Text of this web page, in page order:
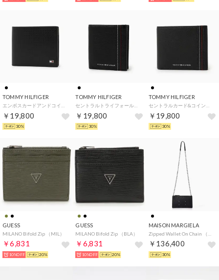
TOMMY HILFIGER
￥19,800
30%
TOMMY HILFIGER
￥19,800
30%
TOMMY HILFIGER
￥19,800
30%
GUESS
MILANO Bifold Zip （MIL）
￥6,831
10%OFF 20%
GUESS
MILANO Bifold Zip （BLA）
￥6,831
10%OFF 20%
MAISON MARGIELA
￥136,400
30%